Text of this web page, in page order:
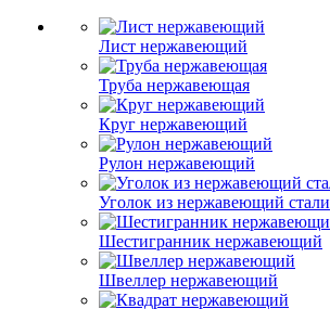
Лист нержавеющий
Труба нержавеющая
Круг нержавеющий
Рулон нержавеющий
Уголок из нержавеющий стали
Шестигранник нержавеющий
Швеллер нержавеющий